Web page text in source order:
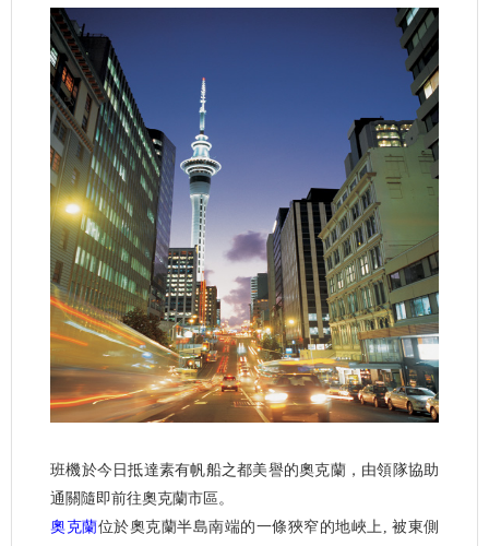
班機於今日抵達素有帆船之都美譽的奧克蘭，由領隊協助
通關隨即前往奧克蘭市區。
奧克蘭位於奧克蘭半島南端的一條狹窄的地峽上, 被東側